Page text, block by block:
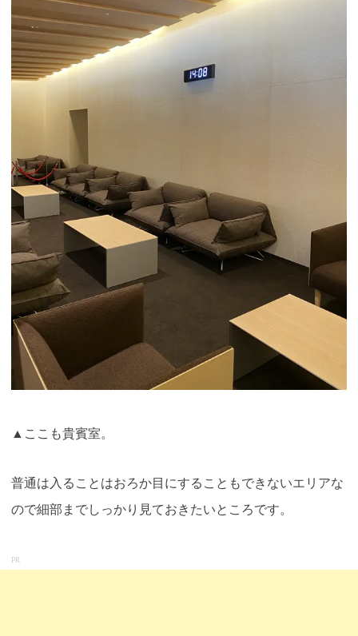
▲ここも貴賓室。
普通は入ることはおろか目にすることもできないエリアな
ので細部までしっかり見ておきたいところです。
PR